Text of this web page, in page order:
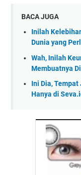
BACA JUGA
Inilah
Dunia yang
Wah, Inilah
Membuatnya
Ini Dia,
Hanya di